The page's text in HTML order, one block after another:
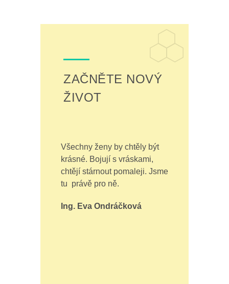
ZAČNĚTE NOVÝ
ŽIVOT
Všechny ženy by chtěly být
krásné. Bojují s vráskami,
chtějí stárnout pomaleji. Jsme
tu právě pro ně.
Ing. Eva Ondráčková